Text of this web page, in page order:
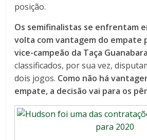
posição.
Os semifinalistas se enfrentam
volta com vantagem do empate
vice-campeão da Taça
classificados, por sua vez,
dois jogos. Como não há
empate, a decisão vai para os